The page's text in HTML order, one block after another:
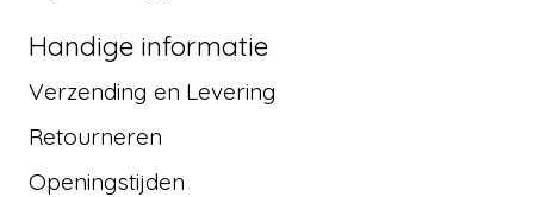
Handige informatie
Verzending en Levering
Retourneren
Openingstijden